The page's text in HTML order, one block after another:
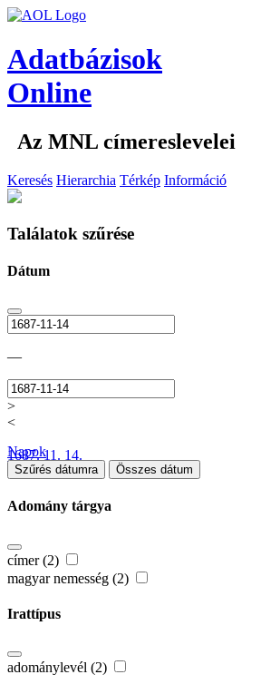
Adatbázisok
Online
Az MNL címereslevelei
Keresés Hierarchia Térkép Információ
Találatok szűrése
Dátum
—
>
<
1687. 11. 14.
Napok
Szűrés dátumra Összes dátum
Adomány tárgya
címer (2)
magyar nemesség (2)
Irattípus
adománylevél (2)